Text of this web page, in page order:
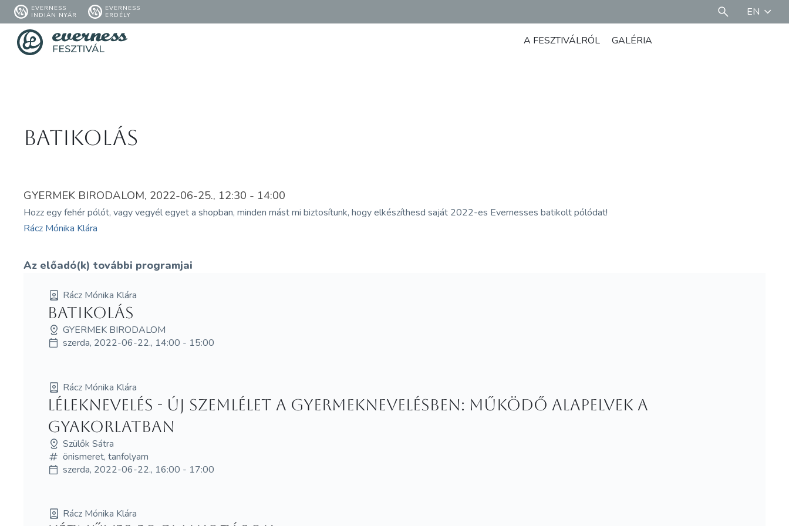
EVERNESS
INDIÁN NYÁR
EVERNESS
ERDÉLY
EN
A FESZTIVÁLRÓL GALÉRIA
Batikolás
GYERMEK BIRODALOM, 2022-06-25., 12:30 - 14:00
Hozz egy fehér pólót, vagy vegyél egyet a shopban, minden mást mi biztosítunk, hogy elkészíthesd saját 2022-es Evernesses batikolt pólódat!
Rácz Mónika Klára
Az előadó(k) további programjai
Rácz Mónika Klára
Batikolás
GYERMEK BIRODALOM
szerda, 2022-06-22., 14:00 - 15:00
Rácz Mónika Klára
Léleknevelés - új szemlélet a gyermeknevelésben: működő alapelvek a
gyakorlatban
Szülők Sátra
önismeret, tanfolyam
szerda, 2022-06-22., 16:00 - 17:00
Rácz Mónika Klára